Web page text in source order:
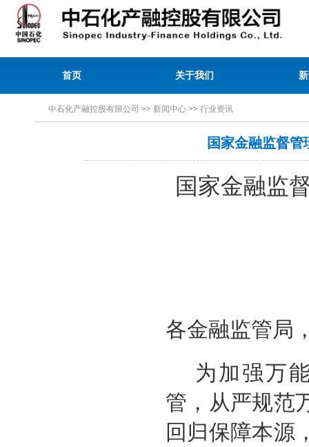
首页 关于我们
中石化产融控股有限公司 >> 新闻中心 >> 行业资讯
国家金融监督
国家金融监
各金融监管局
为加强万
管，从严规范
回归保障本源